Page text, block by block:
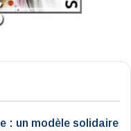
: un modèle solidaire